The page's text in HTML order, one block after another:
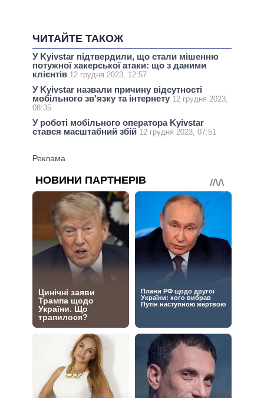
ЧИТАЙТЕ ТАКОЖ
У Kyivstar підтвердили, що стали мішенню
потужної хакерської атаки: що з даними
клієнтів 12 грудня 2023, 12:57
У Kyivstar назвали причину відсутності
мобільного зв'язку та інтернету 12 грудня 2023,
08:35
У роботі мобільного оператора Kyivstar
стався масштабний збій 12 грудня 2023, 07:51